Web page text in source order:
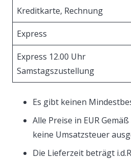
Kreditkarte, Rechnung
Express
Express 12.00 Uhr
Samstagszustellung
Es gibt keinen
Alle Preise in EUR
keine Umsatzsteuer
Die Lieferzeit beträgt